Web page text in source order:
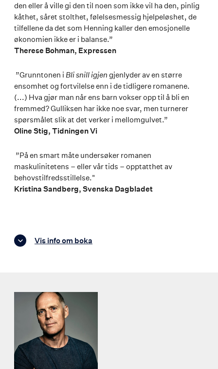
den eller å ville gi den til noen som ikke vil ha den, pinlig
kåthet, såret stolthet, følelsesmessig hjelpeløshet, de
tilfellene da det som Henning kaller den emosjonelle
økonomien ikke er i balanse.”
Therese Bohman, Expressen
”Grunntonen i Bli snill igjen gjenlyder av en større
ensomhet og fortvilelse enn i de tidligere romanene.
(...) Hva gjør man når ens barn vokser opp til å bli en
fremmed? Gulliksen har ikke noe svar, men turnerer
spørsmålet slik at det verker i mellomgulvet.”
Oline Stig, Tidningen Vi
”På en smart måte undersøker romanen
maskulinitetens – eller vår tids – opptatthet av
behovstilfredsstillelse."
Kristina Sandberg, Svenska Dagbladet
Vis info om boka